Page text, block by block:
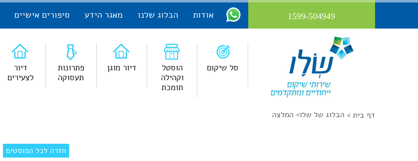
1599-504949 אודות הבלוג שלנו מאגר הידע סיפורים אישיים
סל שיקום
הוסטל
וקהילה
תומכת
דיור מוגן
פתרונות
תעסוקה
דיור
לצעירים
דף בית > הבלוג של שלו> המלצה
חזרה לכל הפוסטים